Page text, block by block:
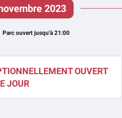
2023
Parc ouvert jusqu'à 21:00
OUVERT
JOUR